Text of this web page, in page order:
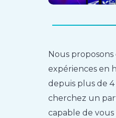
Nous proposons
expériences en
depuis plus de 4
cherchez un
capable de